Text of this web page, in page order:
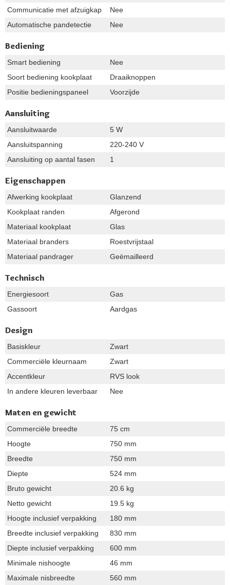
Communicatie met afzuigkap
Nee
Automatische pandetectie
Nee
Bediening
Smart bediening
Nee
Soort bediening kookplaat
Draaiknoppen
Positie bedieningspaneel
Voorzijde
Aansluiting
Aansluitwaarde
5 W
Aansluitspanning
220-240 V
Aansluiting op aantal fasen
1
Eigenschappen
Afwerking kookplaat
Glanzend
Kookplaat randen
Afgerond
Materiaal kookplaat
Glas
Materiaal branders
Roestvrijstaal
Materiaal pandrager
Geëmailleerd
Technisch
Energiesoort
Gas
Gassoort
Aardgas
Design
Basiskleur
Zwart
Commerciële kleurnaam
Zwart
Accentkleur
RVS look
In andere kleuren leverbaar
Nee
Maten en gewicht
Commerciële breedte
75 cm
Hoogte
750 mm
Breedte
750 mm
Diepte
524 mm
Bruto gewicht
20.6 kg
Netto gewicht
19.5 kg
Hoogte inclusief verpakking
180 mm
Breedte inclusief verpakking
830 mm
Diepte inclusief verpakking
600 mm
Minimale nishoogte
46 mm
Maximale nisbreedte
560 mm